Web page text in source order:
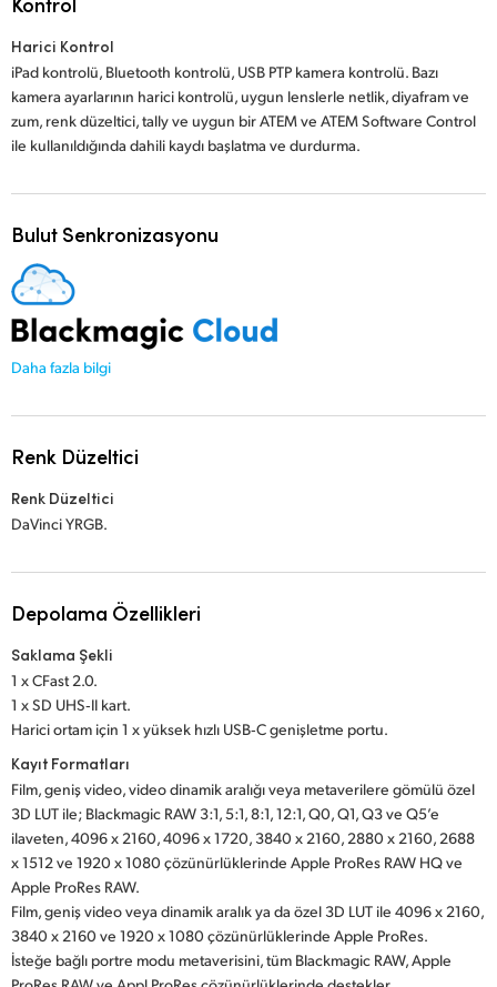
Harici Kontrol
iPad kontrolü, Bluetooth kontrolü, USB PTP kamera kontrolü. Bazı
kamera ayarlarının harici kontrolü, uygun lenslerle netlik, diyafram ve
zum, renk düzeltici, tally ve uygun bir ATEM ve ATEM Software Control
ile kullanıldığında dahili kaydı başlatma ve durdurma.
Bulut Senkronizasyonu
Daha fazla bilgi
Renk Düzeltici
Renk Düzeltici
DaVinci YRGB.
Depolama Özellikleri
Saklama Şekli
1 x CFast 2.0.
1 x SD UHS‑II kart.
Harici ortam için 1 x yüksek hızlı USB‑C genişletme portu.
Kayıt Formatları
Film, geniş video, video dinamik aralığı veya metaverilere gömülü özel
3D LUT ile; Blackmagic RAW 3:1, 5:1, 8:1, 12:1, Q0, Q1, Q3 ve Q5’e
ilaveten, 4096 x 2160, 4096 x 1720, 3840 x 2160, 2880 x 2160, 2688
x 1512 ve 1920 x 1080 çözünürlüklerinde Apple ProRes RAW HQ ve
Apple ProRes RAW.
Film, geniş video veya dinamik aralık ya da özel 3D LUT ile 4096 x 2160,
3840 x 2160 ve 1920 x 1080 çözünürlüklerinde Apple ProRes.
İsteğe bağlı portre modu metaverisini, tüm Blackmagic RAW, Apple